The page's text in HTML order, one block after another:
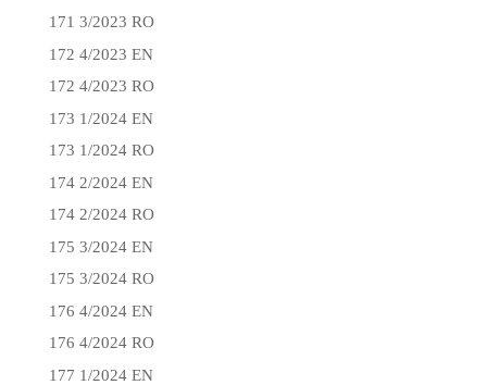
171 3/2023 RO
172 4/2023 EN
172 4/2023 RO
173 1/2024 EN
173 1/2024 RO
174 2/2024 EN
174 2/2024 RO
175 3/2024 EN
175 3/2024 RO
176 4/2024 EN
176 4/2024 RO
177 1/2024 EN